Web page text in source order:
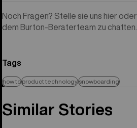
Noch Fragen? Stelle sie uns hier oder
dem Burton-Beraterteam zu chatten.
Tags
how toproduct technologysnowboarding
Similar Stories